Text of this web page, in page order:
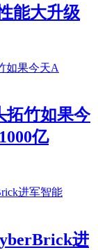
能大升级
拓竹如果今
亿
进